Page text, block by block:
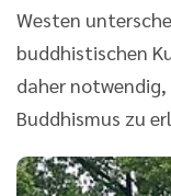
Westen
buddhistischen
daher
Buddhismus zu